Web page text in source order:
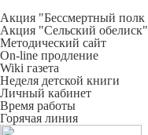
Акция "Бессмертный полк
Акция "Сельский обелиск"
Методический сайт
On-line продление
Wiki газета
Неделя детской книги
Личный кабинет
Время работы
Горячая линия